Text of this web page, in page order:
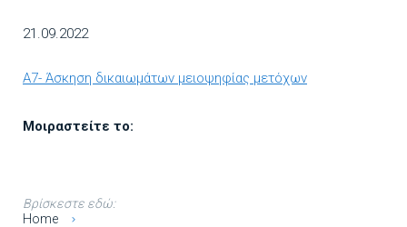
21.09.2022
A7- Άσκηση δικαιωμάτων μειοψηφίας μετόχων
Μοιραστείτε το:
Βρίσκεστε εδώ:
Home